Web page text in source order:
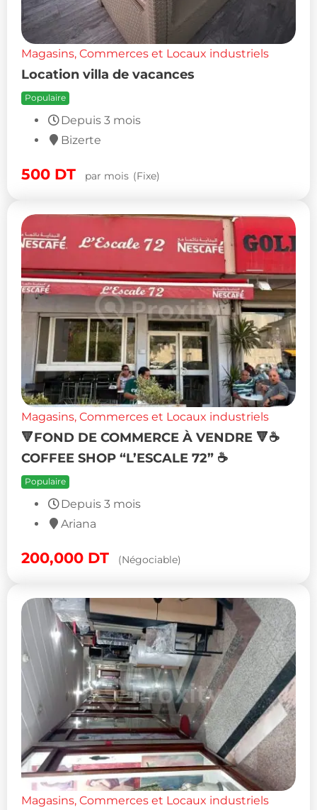
Magasins, Commerces et Locaux industriels
Location villa de vacances
Populaire
Depuis 3 mois
Bizerte
500 DT par mois (Fixe)
Magasins, Commerces et Locaux industriels
🔻FOND DE COMMERCE À VENDRE 🔻☕️
COFFEE SHOP “L’ESCALE 72” ☕
Populaire
Depuis 3 mois
Ariana
200,000 DT (Négociable)
Magasins, Commerces et Locaux industriels